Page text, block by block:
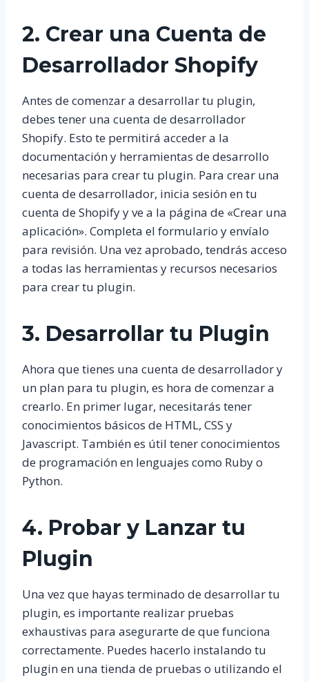
2. Crear una Cuenta de
Desarrollador Shopify
Antes de comenzar a desarrollar tu plugin,
debes tener una cuenta de desarrollador
Shopify. Esto te permitirá acceder a la
documentación y herramientas de desarrollo
necesarias para crear tu plugin. Para crear una
cuenta de desarrollador, inicia sesión en tu
cuenta de Shopify y ve a la página de «Crear una
aplicación». Completa el formulario y envíalo
para revisión. Una vez aprobado, tendrás acceso
a todas las herramientas y recursos necesarios
para crear tu plugin.
3. Desarrollar tu Plugin
Ahora que tienes una cuenta de desarrollador y
un plan para tu plugin, es hora de comenzar a
crearlo. En primer lugar, necesitarás tener
conocimientos básicos de HTML, CSS y
Javascript. También es útil tener conocimientos
de programación en lenguajes como Ruby o
Python.
4. Probar y Lanzar tu
Plugin
Una vez que hayas terminado de desarrollar tu
plugin, es importante realizar pruebas
exhaustivas para asegurarte de que funciona
correctamente. Puedes hacerlo instalando tu
plugin en una tienda de pruebas o utilizando el